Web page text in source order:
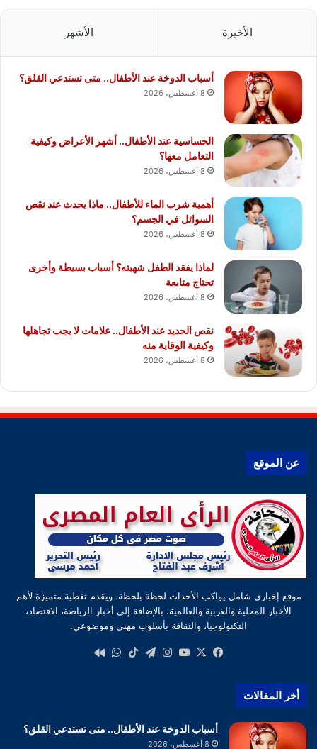
الأخيرة الأشهر
أسباب الدوخة عند الأطفال.. متى تستدعي القلق؟
8 أغسطس، 2026
الحساسية عند الأطفال.. أشهر الأعراض وكيفية
التعامل معها؟
8 أغسطس، 2026
أهمية شرب الماء للأطفال.. ماذا يحدث عند نقص
السوائل في الجسم؟
8 أغسطس، 2026
لماذا يفقد الطفل شهيته؟ أسباب بسيطة وأخرى
تحتاج متابعة
8 أغسطس، 2026
نقص الحديد عند الأطفال.. علامات لا يجب تجاهلها
وكيفية الوقاية منه
8 أغسطس، 2026
عن الموقع
موقع إخباري شامل يواكب الأحداث لحظة بلحظة، ويقدم تغطية متميزة لأهم
الأخبار المحلية والعربية والعالمية، بالإضافة إلى أخبار الرياضة، الاقتصاد،
التكنولوجيا، والثقافة بأسلوب مهني وموضوعي.
فيسبوك
‫X
‫YouTube
انستقرام
تيلقرام‫TikTokواتساب
أخر المقالات
أسباب الدوخة عند الأطفال.. متى تستدعي القلق؟
8 أغسطس، 2026